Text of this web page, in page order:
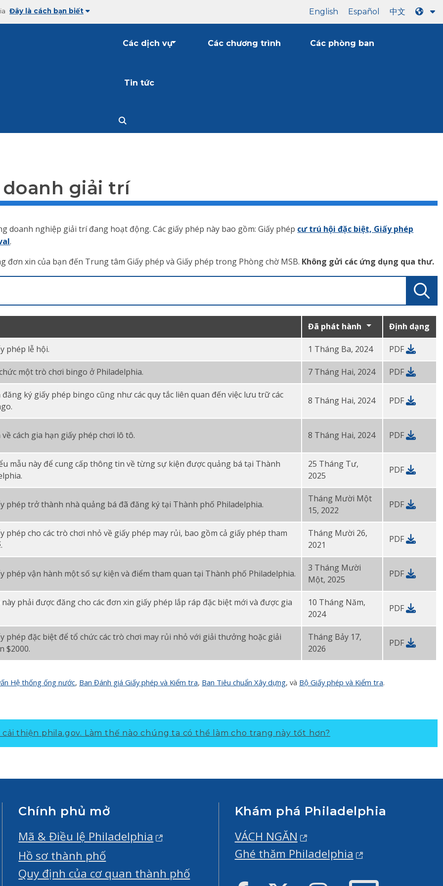
Đây là cách bạn biết English Español 中文
Các dịch vụ Các chương trình Các phòng ban
Tin tức
giải trí
doanh nghiệp giải trí đang hoạt động. Các giấy phép này bao gồm: Giấy phép cư trú hội đặc biệt, Giấy phép
.
đơn xin của bạn đến Trung tâm Giấy phép và Giấy phép trong Phòng chờ MSB. Không gửi các ứng dụng qua thư.
Đã phát hành Định dạng
phép lễ hội. 1 Tháng Ba, 2024 PDF
một trò chơi bingo ở Philadelphia. 7 Tháng Hai, 2024 PDF
ký giấy phép bingo cũng như các quy tắc liên quan đến việc lưu trữ các
8 Tháng Hai, 2024 PDF
cách gia hạn giấy phép chơi lô tô. 8 Tháng Hai, 2024 PDF
mẫu này để cung cấp thông tin về từng sự kiện được quảng bá tại Thành
25 Tháng Tư,
2025
PDF
phép trở thành nhà quảng bá đã đăng ký tại Thành phố Philadelphia.
Tháng Mười Một
15, 2022
PDF
phép cho các trò chơi nhỏ về giấy phép may rủi, bao gồm cả giấy phép tham
Tháng Mười 26,
2021
PDF
phép vận hành một số sự kiện và điểm tham quan tại Thành phố Philadelphia.
3 Tháng Mười
Một, 2025
PDF
phải được đăng cho các đơn xin giấy phép lắp ráp đặc biệt mới và được gia
10 Tháng Năm,
2024
PDF
phép đặc biệt để tổ chức các trò chơi may rủi nhỏ với giải thưởng hoặc giải
$2000.
Tháng Bảy 17,
2026
PDF
Hệ thống ống nước, Ban Đánh giá Giấy phép và Kiểm tra, Ban Tiêu chuẩn Xây dựng, và Bộ Giấy phép và Kiểm tra.
thiện phila.gov. Làm thế nào chúng ta có thể làm cho trang này tốt hơn?
Chính phủ mở
Mã & Điều lệ Philadelphia
Hồ sơ thành phố
Quy định của cơ quan thành phố
Khám phá Philadelphia
VÁCH NGĂN
Ghé thăm Philadelphia